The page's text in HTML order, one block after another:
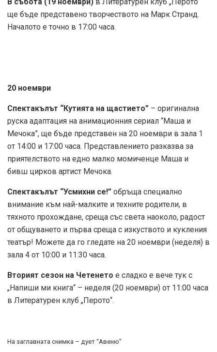
В събота (19 ноември) в Литературен клуб „Перото“
ще бъде представено творчеството на Марк Странд.
Началото е точно в 17:00 часа.
20 ноември
Спектакълът “Кутията на щастието” – оригинална
руска адаптация на анимационния сериал “Маша и
Мечока”, ще бъде представен на 20 ноември в зала 1
от 14:00 и 17:00 часа. Представлението разказва за
приятелството на едно малко момиченце Маша и
бивш цирков артист Мечока.
Спектакълът “Усмихни се!” обръща специално
внимание към най-малките и техните родители, в
тяхното прохождане, среща със света наоколо, радост
от общуването и първа среща с изкуството и кукления
театър! Можете да го гледате на 20 ноември (неделя) в
зала 4 от 10:00 и 11:30 часа.
Вторият сезон на Четенето е сладко е вече тук с
„Напиши ми книга“ – неделя (20 ноември) от 11:00 часа
в Литературен клуб „Перото“.
На заглавната снимка – дует “Авеню”